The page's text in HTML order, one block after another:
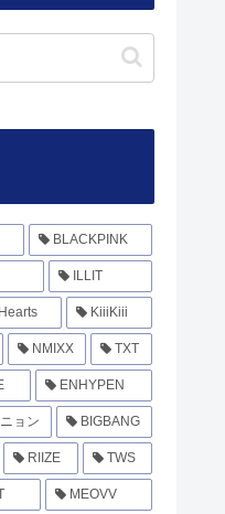
BLACKPINK
ILLIT
KiiiKiii
NMIXX TXT
ENHYPEN
ョン BIGBANG
RIIZE TWS
MEOVV